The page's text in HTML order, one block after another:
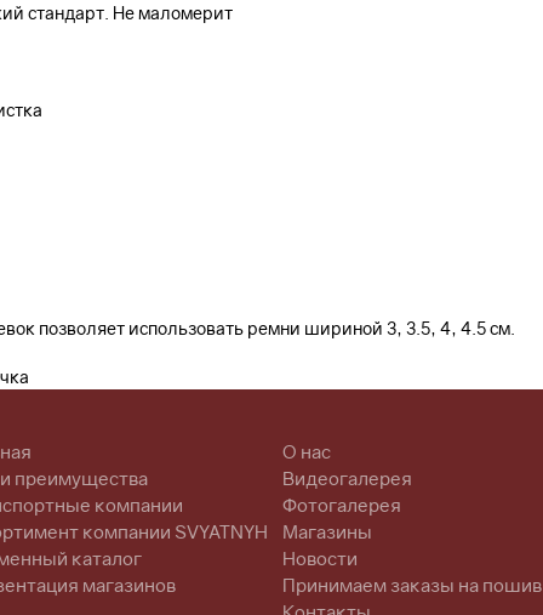
стандарт. Не маломерит
позволяет использовать ремни шириной 3, 3.5, 4, 4.5 см.
преимущества
компании
компании SVYATNYH
каталог
магазинов
О нас
Видеогалерея
Фотогалерея
Магазины
Новости
Принимаем заказы на пошив